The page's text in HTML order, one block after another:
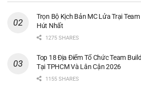
Trọn Bộ Kịch Bản MC Lửa Trại
Hút Nhất
1275 SHARES
Top 18 Địa Điểm Tổ Chức Team
Tại TPHCM Và Lân Cận 2026
1155 SHARES